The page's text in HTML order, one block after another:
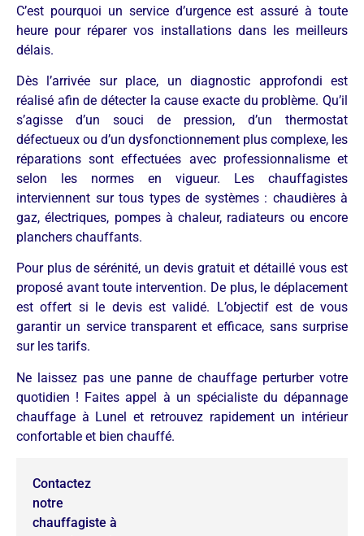
C’est pourquoi un service d’urgence est assuré à toute
heure pour réparer vos installations dans les meilleurs
délais.
Dès l’arrivée sur place, un diagnostic approfondi est
réalisé afin de détecter la cause exacte du problème. Qu’il
s’agisse d’un souci de pression, d’un thermostat
défectueux ou d’un dysfonctionnement plus complexe, les
réparations sont effectuées avec professionnalisme et
selon les normes en vigueur. Les chauffagistes
interviennent sur tous types de systèmes : chaudières à
gaz, électriques, pompes à chaleur, radiateurs ou encore
planchers chauffants.
Pour plus de sérénité, un devis gratuit et détaillé vous est
proposé avant toute intervention. De plus, le déplacement
est offert si le devis est validé. L’objectif est de vous
garantir un service transparent et efficace, sans surprise
sur les tarifs.
Ne laissez pas une panne de chauffage perturber votre
quotidien ! Faites appel à un spécialiste du dépannage
chauffage à Lunel et retrouvez rapidement un intérieur
confortable et bien chauffé.
Contactez
notre
chauffagiste à